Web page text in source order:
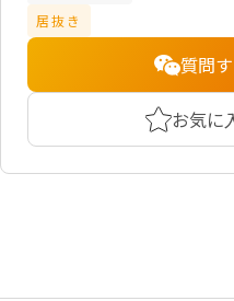
居抜き
質問
お気に